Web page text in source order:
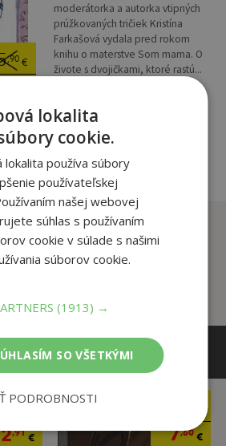
,90€
moderátorka a autorka vtipných
prúžkovaných tričiek Kristína
Farkašová vydala pred rokom
knihu o materstve Som mama. O
živote s dvojičkami, ktoré rastú...
pridať do košíka
ktorí si kúpili
tiež kúpili
,91 € 7,60€
lokalita
cookie.
používa súbory
používateľskej
našej webovej
súhlas s používaním
cookie v súlade s našimi
súborov cookie.
(1913) →
SO VŠETKÝMI
PODROBNOSTI